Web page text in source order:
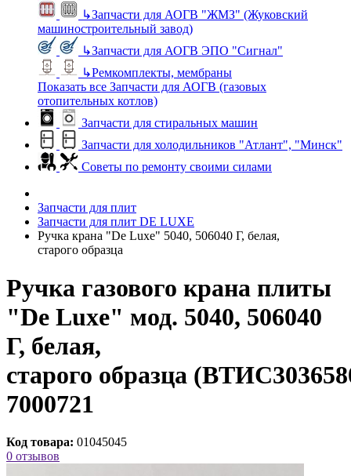
↳Запчасти для АОГВ "ЖМЗ" (Жуковский
машиностроительный завод)
↳Запчасти для АОГВ ЭПО "Сигнал"
↳Ремкомплекты, мембраны
Показать все Запчасти для АОГВ (газовых
отопительных котлов)
Запчасти для стиральных машин
Запчасти для холодильников "Атлант", "Минск"
Советы по ремонту своими силами
Запчасти для плит
Запчасти для плит DE LUXE
Ручка крана "De Luxe" 5040, 506040 Г, белая,
старого образца
Ручка газового крана плиты
"De Luxe" мод. 5040, 506040
Г, белая,
старого образца
7000721
Код товара: 01045045
0 отзывов